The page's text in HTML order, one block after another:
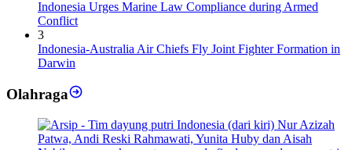
Indonesia Urges Marine Law Compliance during Armed
Conflict
3
Indonesia-Australia Air Chiefs Fly Joint Fighter Formation in
Darwin
Olahraga